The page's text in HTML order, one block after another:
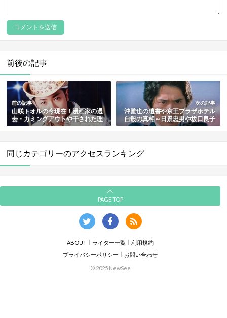
前後の記事
前の記事
山咲トオルの今現在！漫画家の過
去・カミングアウトや干された理
由・結婚の噂や姉との料理番組な
次の記事
沖雅也の遺書や京王プラザホテル
自殺の真相～日景忠男や坂口良子
との関係も解説
同じカテゴリーのアクセスランキング
PAGE TOP
ABOUT ライター一覧
利用規約
プライバシーポリシー
お問い合わせ
© 2025 NewSee